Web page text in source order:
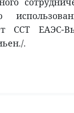
ССТ ЕАЭС-
.